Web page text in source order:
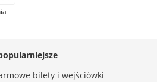
bilety i wejściówki